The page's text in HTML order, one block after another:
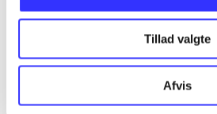
Tillad valgte
Afvis